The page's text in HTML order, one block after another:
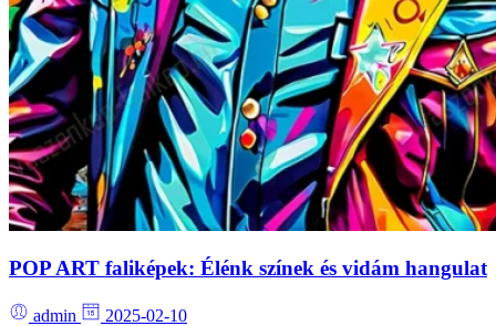
POP ART faliképek: Élénk színek és vidám hangulat
admin
2025-02-10